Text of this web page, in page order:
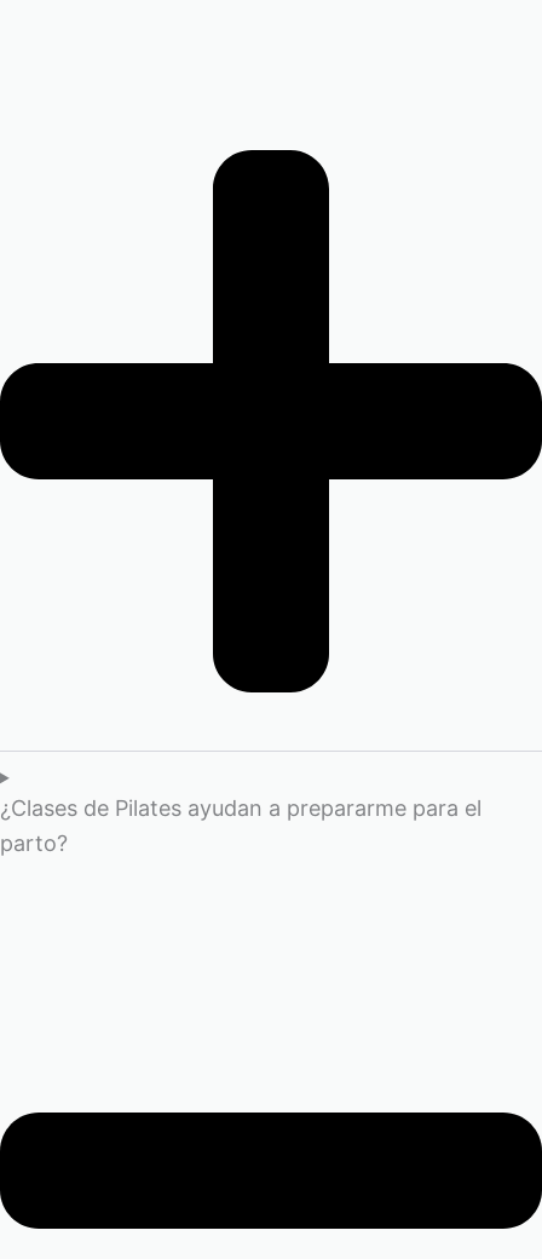
¿Clases de Pilates ayudan a prepararme para el
parto?